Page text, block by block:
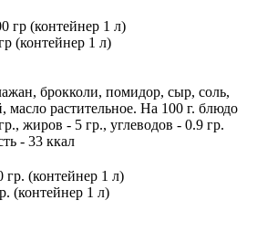
(контейнер 1 л)
брокколи, помидор, сыр, соль,
растительное. На 100 г. блюдо
жиров - 5 гр., углеводов - 0.9 гр.
- 33 ккал
(контейнер 1 л)